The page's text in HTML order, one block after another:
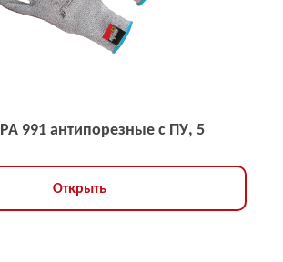
991 антипорезные с ПУ, 5
Открыть